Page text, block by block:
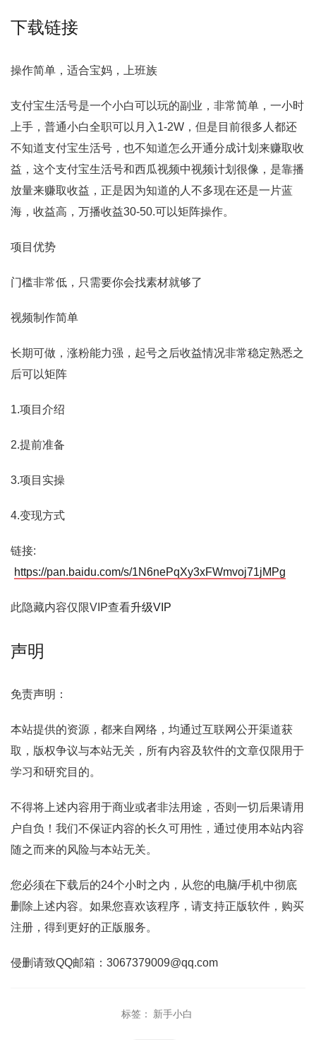
下载链接
操作简单，适合宝妈，上班族
支付宝生活号是一个小白可以玩的副业，非常简单，一小时
上手，普通小白全职可以月入1-2W，但是目前很多人都还
不知道支付宝生活号，也不知道怎么开通分成计划来赚取收
益，这个支付宝生活号和西瓜视频中视频计划很像，是靠播
放量来赚取收益，正是因为知道的人不多现在还是一片蓝
海，收益高，万播收益30-50.可以矩阵操作。
项目优势
门槛非常低，只需要你会找素材就够了
视频制作简单
长期可做，涨粉能力强，起号之后收益情况非常稳定熟悉之
后可以矩阵
1.项目介绍
2.提前准备
3.项目实操
4.变现方式
链接:
https://pan.baidu.com/s/1N6nePqXy3xFWmvoj71jMPg
此隐藏内容仅限VIP查看升级VIP
声明
免责声明：
本站提供的资源，都来自网络，均通过互联网公开渠道获
取，版权争议与本站无关，所有内容及软件的文章仅限用于
学习和研究目的。
不得将上述内容用于商业或者非法用途，否则一切后果请用
户自负！我们不保证内容的长久可用性，通过使用本站内容
随之而来的风险与本站无关。
您必须在下载后的24个小时之内，从您的电脑/手机中彻底
删除上述内容。如果您喜欢该程序，请支持正版软件，购买
注册，得到更好的正版服务。
侵删请致QQ邮箱：3067379009@qq.com
标签： 新手小白